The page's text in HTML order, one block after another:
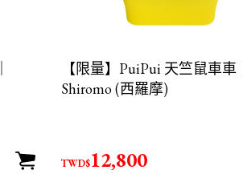
【限量】PuiPui 天竺鼠車車｜
Shiromo (西羅摩)
TWD$12,800